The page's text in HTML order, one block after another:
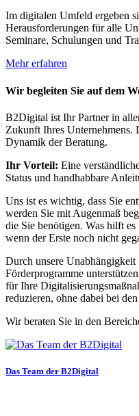
Im digitalen Umfeld ergeben
Herausforderungen für alle
Seminare, Schulungen und
Mehr erfahren
Wir begleiten Sie auf dem
B2Digital ist Ihr Partner in
Zukunft Ihres Unternehmens.
Dynamik der Beratung.
Ihr Vorteil: Eine
Status und handhabbare
Uns ist es wichtig, dass Sie
werden Sie mit Augenmaß
die Sie benötigen. Was hilft
wenn der Erste noch nicht
Durch unsere
Förderprogramme
für Ihre
reduzieren, ohne dabei bei
Wir beraten Sie in den
Das Team der B2Digital